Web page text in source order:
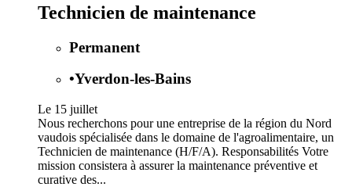
Technicien de maintenance
Permanent
•Yverdon-les-Bains
Le 15 juillet
Nous recherchons pour une entreprise de la région du Nord
vaudois spécialisée dans le domaine de l'agroalimentaire, un
Technicien de maintenance (H/F/A). Responsabilités Votre
mission consistera à assurer la maintenance préventive et
curative des...